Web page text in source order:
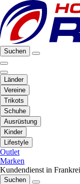
Suchen
Länder
Vereine
Trikots
Schuhe
Ausrüstung
Kinder
Lifestyle
Outlet
Marken
Kundendienst in
Suchen